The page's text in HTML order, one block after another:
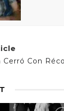
Cerró Con